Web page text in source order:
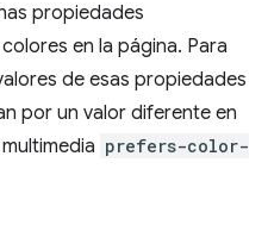
propiedades
en la página. Para
de esas propiedades
por un valor diferente en
prefers-color-